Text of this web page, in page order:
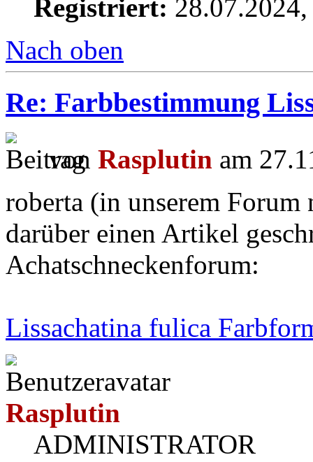
Registriert:
Nach oben
Re: Farbbestimmung
von Rasplutin am
roberta (in unserem
darüber einen Artikel
Achatschneckenforum:
Lissachatina fulica
Rasplutin
ADMINISTRATOR